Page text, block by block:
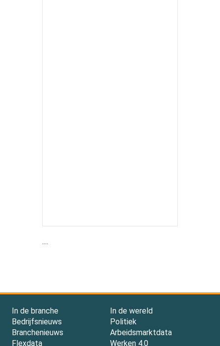
....
In de branche
Bedrijfsnieuws
Branchenieuws
Flexdata
In de wereld
Politiek
Arbeidsmarktdata
Werken 4.0